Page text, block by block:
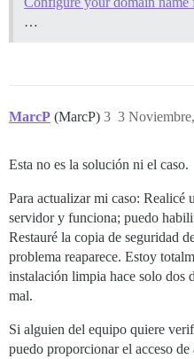
…
MarcP (MarcP) 3
3
Esta no es la solución ni el caso.
Para actualizar mi caso:
servidor y funciona; puedo
Restauré la copia de seguridad
problema reaparece. Estoy
instalación limpia hace solo dos
mal.
Si alguien del equipo quiere
puedo proporcionar el acceso